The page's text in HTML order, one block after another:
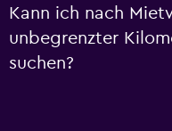
Kann ich nach
unbegrenzter
suchen?